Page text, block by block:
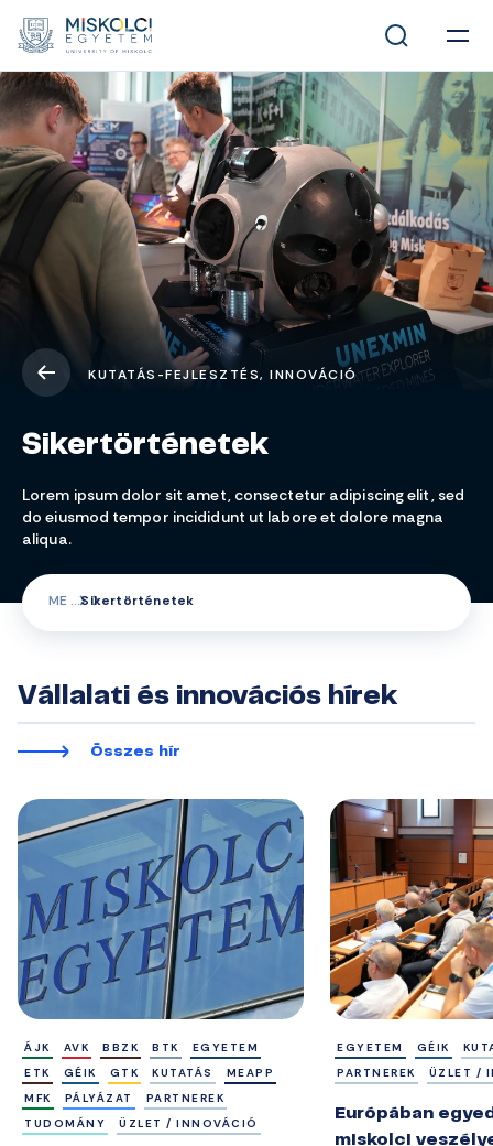
KUTATÁS-FEJLESZTÉS, INNOVÁCIÓ
Sikertörténetek
Lorem ipsum dolor sit amet, consectetur adipiscing elit, sed
do eiusmod tempor incididunt ut labore et dolore magna
aliqua.
ME Sikertörténetek
Vállalati és innovációs hírek
Összes hír
ÁJK AVK BBZK BTK
EGYETEM
ETK
GÉIK GTK KUTATÁS
MEAPP
MFK
PÁLYÁZAT
PARTNEREK
TUDOMÁNY
ÜZLET / INNOVÁCIÓ
EGYETEM GÉIK
PARTNEREK
ÜZLET /
Európában
miskolci